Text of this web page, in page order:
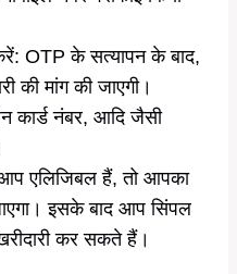
OTP के सत्यापन के बाद,
की मांग की जाएगी।
कार्ड नंबर, आदि जैसी
एलिजिबल हैं, तो आपका
इसके बाद आप सिंपल
कर सकते हैं।